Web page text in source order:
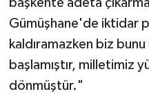
başkente adeta
Gümüşhane'de iktidar
kaldıramazken biz
başlamıştır, milletimiz
dönmüştür."